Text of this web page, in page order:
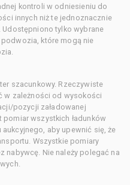
kontroli w odniesieniu do
innych niż te jednoznacznie
tylko wybrane
które mogą nie
szacunkowy. Rzeczywiste
w zależności od wysokości
pozycji załadowanej
wszystkich ładunków
aby upewnić się, że
Wszystkie pomiary
nabywcę. Nie należy polegać na